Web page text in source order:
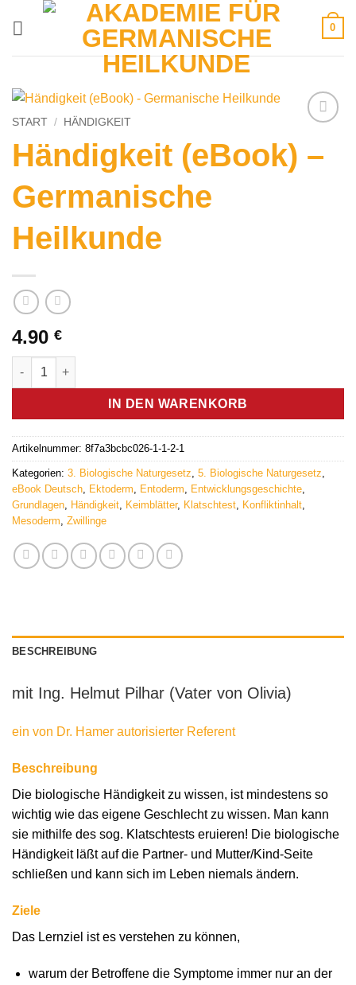
0
START / HÄNDIGKEIT
Händigkeit (eBook) –
Germanische
Heilkunde
4.90 €
Händigkeit (eBook) - Germanische Heilkunde Menge
IN DEN WARENKORB
Artikelnummer: 8f7a3bcbc026-1-1-2-1
Kategorien: 3. Biologische Naturgesetz 5. Biologische Naturgesetz
eBook Deutsch Ektoderm Entoderm Entwicklungsgeschichte
Grundlagen Händigkeit Keimblätter, Klatschtest Konfliktinhalt
Mesoderm Zwillinge
BESCHREIBUNG
mit Ing. Helmut Pilhar (Vater von Olivia)
ein von Dr. Hamer autorisierter Referent
Beschreibung
Die biologische Händigkeit zu wissen, ist mindestens so
wichtig wie das eigene Geschlecht zu wissen. Man kann
sie mithilfe des sog. Klatschtests eruieren! Die biologische
Händigkeit läßt auf die Partner- und Mutter/Kind-Seite
schließen und kann sich im Leben niemals ändern.
Ziele
Das Lernziel ist es verstehen zu können,
warum der Betroffene die Symptome immer nur an der